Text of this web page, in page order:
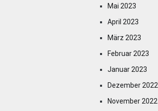
Mai 2023
April 2023
März 2023
Februar 2023
Januar 2023
Dezember 2022
November 2022